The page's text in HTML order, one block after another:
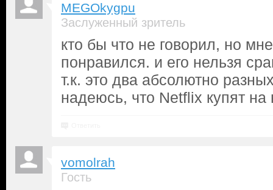
MEGOkygpu
Заслуженный зритель
кто бы что не говорил, но
понравился. и его нельзя
т.к. это два абсолютно
надеюсь, что Netflix купят на
vomolrah
Гость